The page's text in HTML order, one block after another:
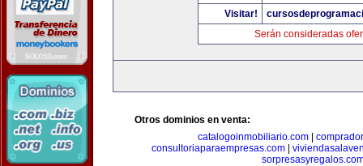
Visitar!
Serán consideradas
Otros dominios en venta:
catalogoinmobiliario.com|
consultoriaparaempresas.com|